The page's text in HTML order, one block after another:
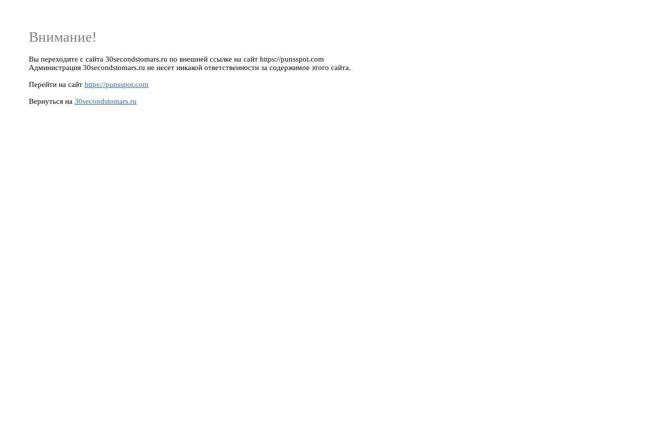
Внимание!
Вы переходите с сайта 30secondstomars.ru по внешней ссылке на сайт https://punsspot.com
Администрация 30secondstomars.ru не несет никакой ответственности за содержимое этого сайта.
Перейти на сайт https://punsspot.com
Вернуться на 30secondstomars.ru